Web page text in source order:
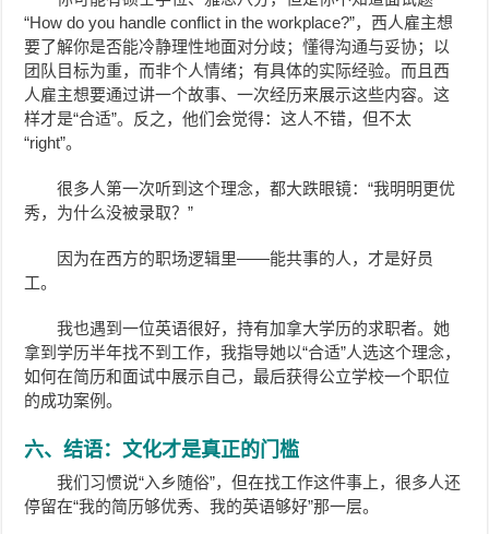
“How do you handle conflict in the workplace?”，西人雇主想
要了解你是否能冷静理性地面对分歧；懂得沟通与妥协；以
团队目标为重，而非个人情绪；有具体的实际经验。而且西
人雇主想要通过讲一个故事、一次经历来展示这些内容。这
样才是“合适”。反之，他们会觉得：这人不错，但不太
“right”。
很多人第一次听到这个理念，都大跌眼镜：“我明明更优
秀，为什么没被录取？”
因为在西方的职场逻辑里——能共事的人，才是好员
工。
我也遇到一位英语很好，持有加拿大学历的求职者。她
拿到学历半年找不到工作，我指导她以“合适”人选这个理念，
如何在简历和面试中展示自己，最后获得公立学校一个职位
的成功案例。
六、结语：文化才是真正的门槛
我们习惯说“入乡随俗”，但在找工作这件事上，很多人还
停留在“我的简历够优秀、我的英语够好”那一层。